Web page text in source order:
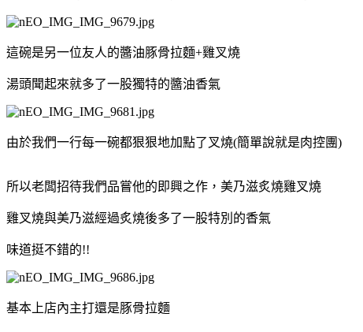
這碗是另一位友人的醬油豚骨拉麵+雞叉燒
湯頭聞起來就多了一股獨特的醬油香氣
由於我們一行每一碗都狠狠地加點了叉燒(簡單說就是肉控團)
所以老闆招待我們品嘗他的即興之作，美乃滋炙燒雞叉燒
雞叉燒與美乃滋經過炙燒後多了一股特別的香氣
味道挺不錯的!!
基本上店內主打還是豚骨拉麵